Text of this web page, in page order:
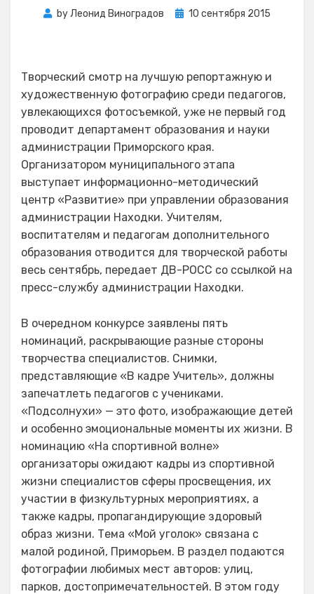
byЛеонид Виноградов
Posted
10 сентября 2015
Творческий смотр на лучшую репортажную и
художественную фотографию среди педагогов,
увлекающихся фотосъемкой, уже не первый год
проводит департамент образования и науки
администрации Приморского края.
Организатором муниципального этапа
выступает информационно-методический
центр «Развитие» при управлении образования
администрации Находки. Учителям,
воспитателям и педагогам дополнительного
образования отводится для творческой работы
весь сентябрь, передает ДВ-РОСС со ссылкой на
пресс-службу администрации Находки.
В очередном конкурсе заявлены пять
номинаций, раскрывающие разные стороны
творчества специалистов. Снимки,
представляющие «В кадре Учитель», должны
запечатлеть педагогов с учениками.
«Подсолнухи» — это фото, изображающие детей
и особенно эмоциональные моменты их жизни. В
номинацию «На спортивной волне»
организаторы ожидают кадры из спортивной
жизни специалистов сферы просвещения, их
участии в физкультурных мероприятиях, а
также кадры, пропагандирующие здоровый
образ жизни. Тема «Мой уголок» связана с
малой родиной, Приморьем. В раздел подаются
фотографии любимых мест авторов: улиц,
парков, достопримечательностей. В этом году